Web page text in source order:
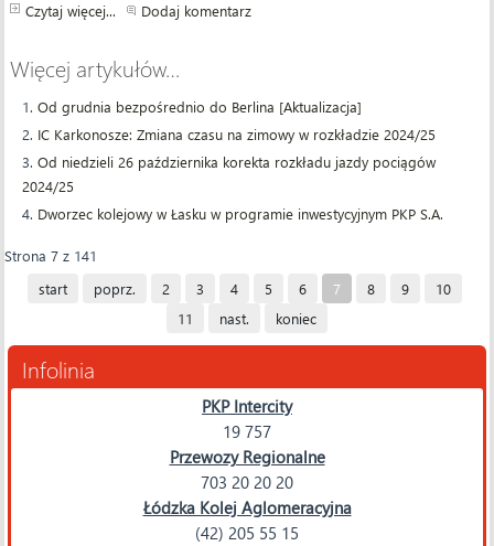
Czytaj więcej... Dodaj komentarz
Więcej artykułów…
Od grudnia bezpośrednio do Berlina [Aktualizacja]
IC Karkonosze: Zmiana czasu na zimowy w rozkładzie 2024/25
Od niedzieli 26 października korekta rozkładu jazdy pociągów
2024/25
Dworzec kolejowy w Łasku w programie inwestycyjnym PKP S.A.
Strona 7 z 141
start
poprz. 2 3 4 5 6 7 8 9
10
11
nast. koniec
Infolinia
PKP Intercity
19 757
Przewozy Regionalne
703 20 20 20
Łódzka Kolej Aglomeracyjna
(42) 205 55 15